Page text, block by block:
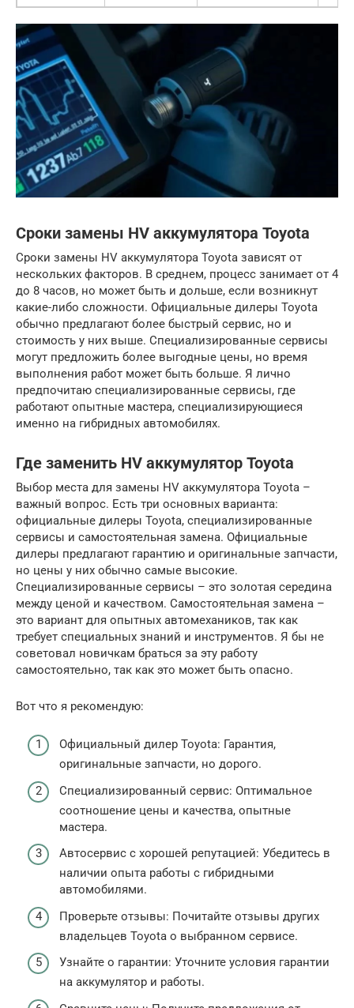
Сроки замены HV аккумулятора Toyota
Сроки замены HV аккумулятора Toyota зависят от
нескольких факторов. В среднем, процесс занимает от 4
до 8 часов, но может быть и дольше, если возникнут
какие-либо сложности. Официальные дилеры Toyota
обычно предлагают более быстрый сервис, но и
стоимость у них выше. Специализированные сервисы
могут предложить более выгодные цены, но время
выполнения работ может быть больше. Я лично
предпочитаю специализированные сервисы, где
работают опытные мастера, специализирующиеся
именно на гибридных автомобилях.
Где заменить HV аккумулятор Toyota
Выбор места для замены HV аккумулятора Toyota –
важный вопрос. Есть три основных варианта:
официальные дилеры Toyota, специализированные
сервисы и самостоятельная замена. Официальные
дилеры предлагают гарантию и оригинальные запчасти,
но цены у них обычно самые высокие.
Специализированные сервисы – это золотая середина
между ценой и качеством. Самостоятельная замена –
это вариант для опытных автомехаников, так как
требует специальных знаний и инструментов. Я бы не
советовал новичкам браться за эту работу
самостоятельно, так как это может быть опасно.
Вот что я рекомендую:
Официальный дилер Toyota: Гарантия,
оригинальные запчасти, но дорого.
Специализированный сервис: Оптимальное
соотношение цены и качества, опытные
мастера.
Автосервис с хорошей репутацией: Убедитесь в
наличии опыта работы с гибридными
автомобилями.
Проверьте отзывы: Почитайте отзывы других
владельцев Toyota о выбранном сервисе.
Узнайте о гарантии: Уточните условия гарантии
на аккумулятор и работы.